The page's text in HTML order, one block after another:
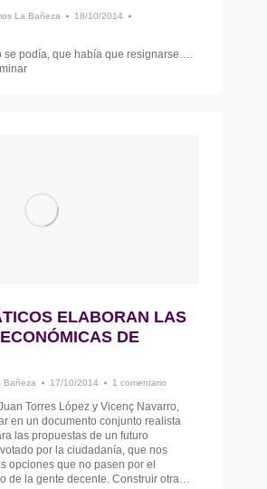
La Bañeza
18/10/2014
podía, que había que resignarse….
ELABORAN LAS
DE
Bañeza 17/10/2014 1 comentario
Torres López y Vicenç Navarro,
en un documento conjunto realista
las propuestas de un futuro
por la ciudadanía, que nos
opciones que no pasen por el
de la gente decente. Construir otra…